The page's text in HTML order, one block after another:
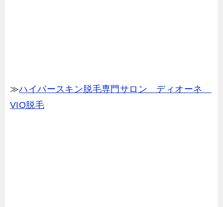
≫ハイパースキン脱毛専門サロン ディオーネ
VIO脱毛